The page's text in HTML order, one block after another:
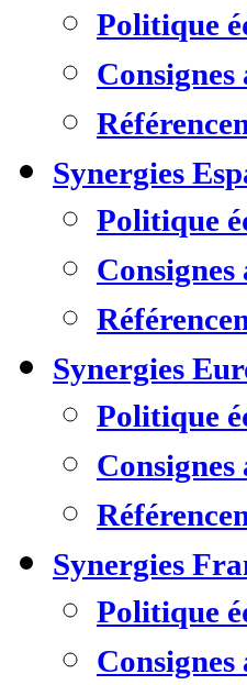
Politique
Synergies
Politique
Synergies
Politique
Synergies
Politique